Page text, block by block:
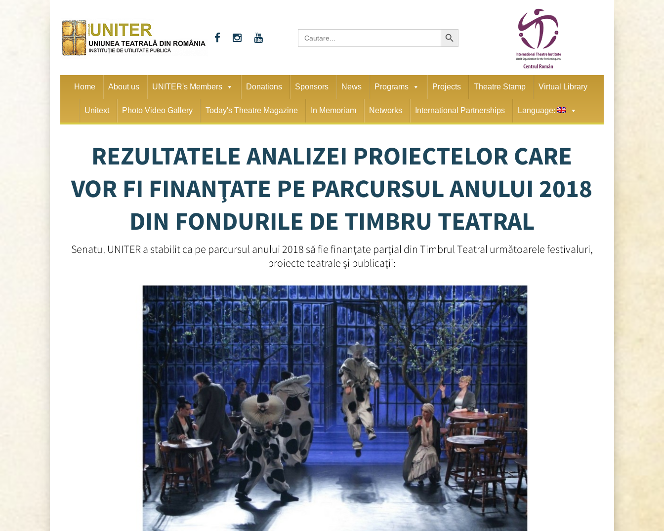
Search
for:
Search Button
Home About us UNITER's Members Donations Sponsors News Programs Projects Theatre Stamp Virtual Library
Unitext Photo Video Gallery Today's Theatre Magazine In Memoriam Networks International Partnerships Language:
REZULTATELE ANALIZEI PROIECTELOR CARE
VOR FI FINANŢATE PE PARCURSUL ANULUI 2018
DIN FONDURILE DE TIMBRU TEATRAL
Senatul UNITER a stabilit ca pe parcursul anului 2018 să fie finanţate parţial din Timbrul Teatral următoarele festivaluri,
proiecte teatrale şi publicaţii: